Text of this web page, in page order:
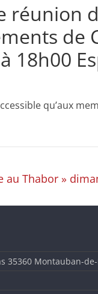
réunion
de
18h00
qu’aux
au Thabor »
35360 Montauban-